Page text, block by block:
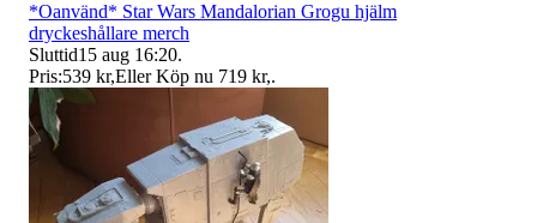
*Oanvänd* Star Wars Mandalorian Grogu hjälm
dryckeshållare merch
Sluttid15 aug 16:20.
Pris:539 kr,Eller Köp nu 719 kr,.